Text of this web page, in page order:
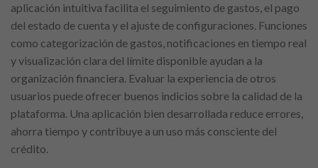
aplicación intuitiva facilita el seguimiento de gastos, el pago
del estado de cuenta y el ajuste de configuraciones. Funciones
como categorización de gastos, notificaciones en tiempo real
y visualización clara del límite disponible ayudan a la
organización financiera. Evaluar la experiencia de otros
usuarios puede ofrecer buenos indicios sobre la calidad de la
plataforma. Una aplicación bien desarrollada reduce errores,
ahorra tiempo y contribuye a un uso más consciente del
crédito.